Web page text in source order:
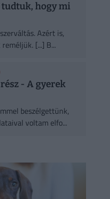
tudtuk, hogy mi
Azért is,
[...] B...
- A gyerek
beszélgettünk,
voltam elfo...